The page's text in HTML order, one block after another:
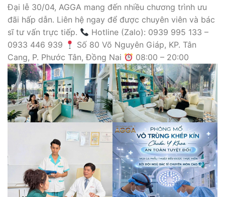
Đại lễ 30/04, AGGA mang đến nhiều chương trình ưu
đãi hấp dẫn. Liên hệ ngay để được chuyên viên và bác
sĩ tư vấn trực tiếp.
Hotline (Zalo): 0939 995 133 –
0933 446 939
Số 80 Võ Nguyên Giáp, KP. Tân
Cang, P. Phước Tân, Đồng Nai
08:00 – 20:00